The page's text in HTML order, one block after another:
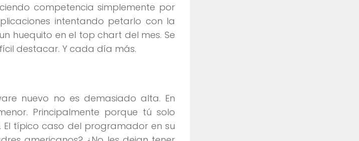
competencia simplemente por
intentando petarlo con la
huequito en el top chart del mes. Se
destacar. Y cada día más.
nuevo no es demasiado alta. En
Principalmente porque tú solo
típico caso del programador en su